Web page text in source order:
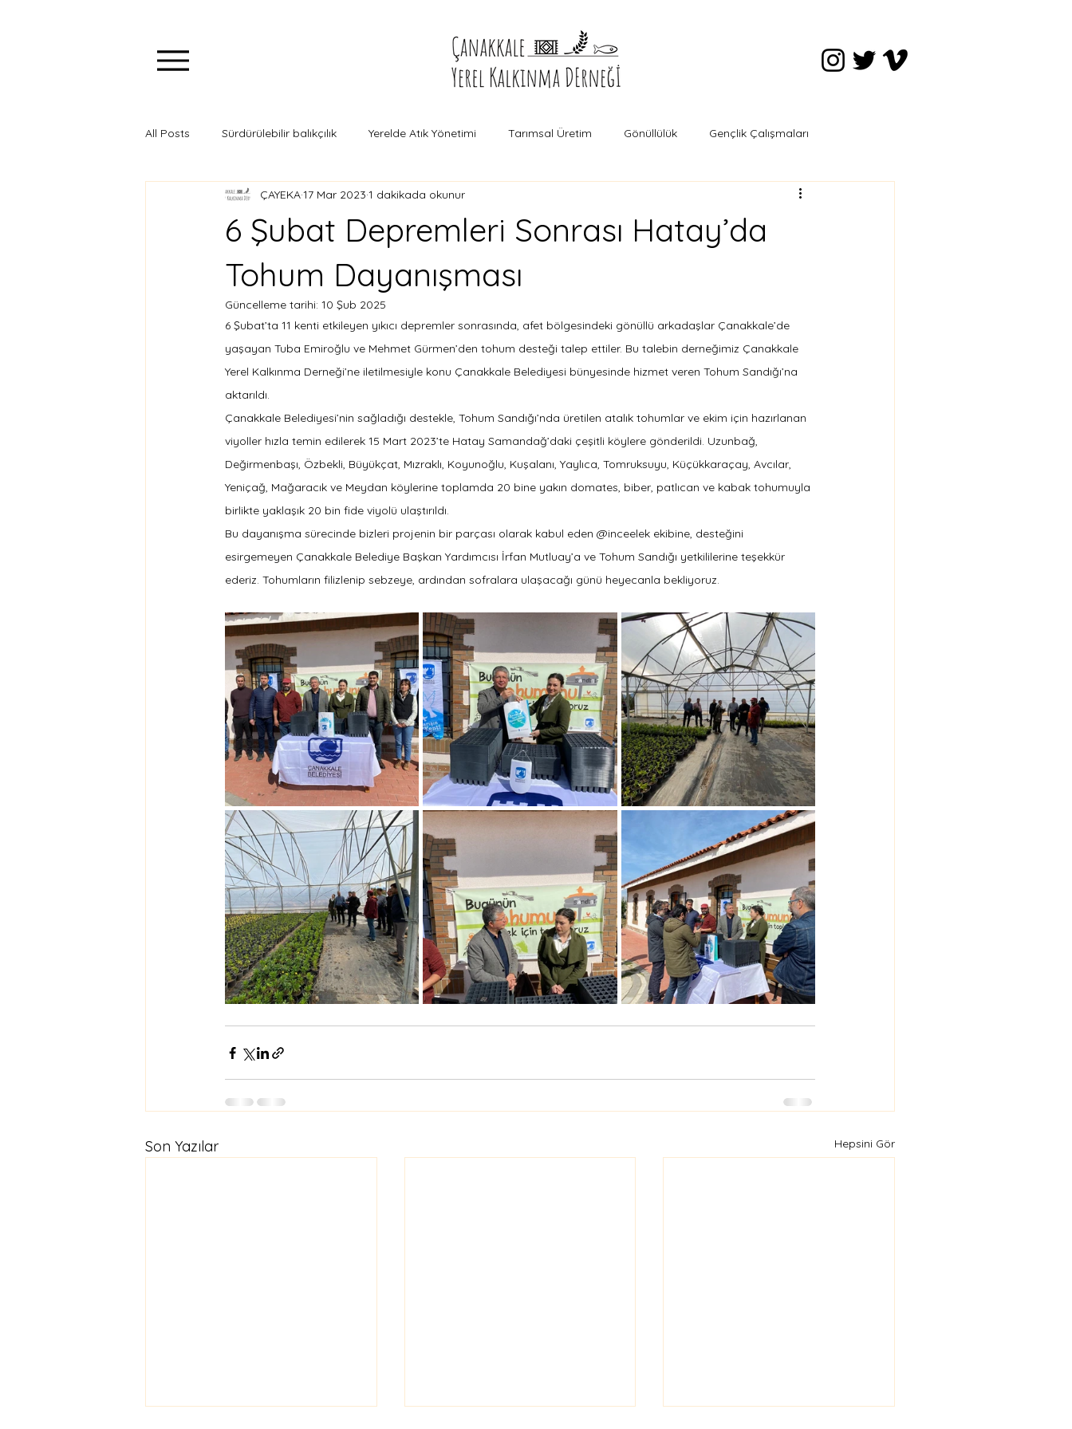
All Posts Sürdürülebilir balıkçılık Yerelde Atık Yönetimi Tarımsal Üretim Gönüllülük Gençlik Çalışmaları
6 Şubat Depremleri Sonrası Hatay’da
Tohum Dayanışması
ÇAYEKA17 Mar 2023 1 dakikada okunur
Güncelleme tarihi: 10 Şub 2025
6 Şubat’ta 11 kenti etkileyen yıkıcı depremler sonrasında, afet bölgesindeki gönüllü arkadaşlar Çanakkale’de
yaşayan Tuba Emiroğlu ve Mehmet Gürmen’den tohum desteği talep ettiler. Bu talebin derneğimiz Çanakkale
Yerel Kalkınma Derneği’ne iletilmesiyle konu Çanakkale Belediyesi bünyesinde hizmet veren Tohum Sandığı’na
aktarıldı.
Çanakkale Belediyesi’nin sağladığı destekle, Tohum Sandığı’nda üretilen atalık tohumlar ve ekim için hazırlanan
viyoller hızla temin edilerek 15 Mart 2023’te Hatay Samandağ’daki çeşitli köylere gönderildi. Uzunbağ,
Değirmenbaşı, Özbekli, Büyükçat, Mızraklı, Koyunoğlu, Kuşalanı, Yaylıca, Tomruksuyu, Küçükkaraçay, Avcılar,
Yeniçağ, Mağaracık ve Meydan köylerine toplamda 20 bine yakın domates, biber, patlıcan ve kabak tohumuyla
birlikte yaklaşık 20 bin fide viyolü ulaştırıldı.
Bu dayanışma sürecinde bizleri projenin bir parçası olarak kabul eden @inceelek ekibine, desteğini
esirgemeyen Çanakkale Belediye Başkan Yardımcısı İrfan Mutluay’a ve Tohum Sandığı yetkililerine teşekkür
ederiz. Tohumların filizlenip sebzeye, ardından sofralara ulaşacağı günü heyecanla bekliyoruz.
Son Yazılar Hepsini Gör